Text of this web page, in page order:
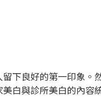
下良好的第一印象。
白與診所美白的內容